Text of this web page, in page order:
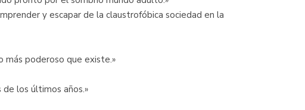
y escapar de la claustrofóbica sociedad en la
más poderoso que existe.»
los últimos años.»